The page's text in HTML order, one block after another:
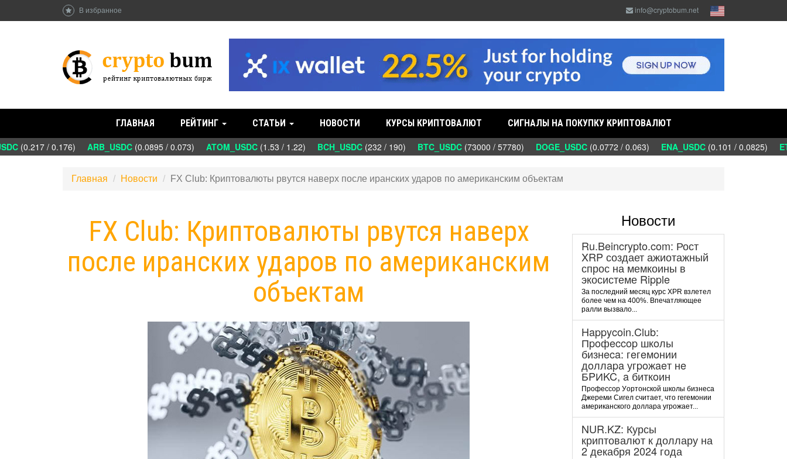
В избранное info@cryptobum.net
ГЛАВНАЯ РЕЙТИНГ СТАТЬИ НОВОСТИ КУРСЫ КРИПТОВАЛЮТ СИГНАЛЫ НА ПОКУПКУ КРИПТОВАЛЮТ
(0.217 / 0.176) ARB_USDC(0.0895 / 0.073) ATOM_USDC(1.53 / 1.22) BCH_USDC(232 / 190) BTC_USDC(73000 / 57780) DOGE_USDC(0.0772 / 0.063) ENA_USDC(0.101 / 0.0825)
Главная Новости FX Club: Криптовалюты рвутся наверх после иранских ударов по американским объектам
FX Club: Криптовалюты рвутся наверх
после иранских ударов по американским
объектам
Новости
Ru.Beincrypto.com: Рост
XRP создает ажиотажный
спрос на мемкоины в
экосистеме Ripple
За последний месяц курс XPR взлетел
более чем на 400%. Впечатляющее
ралли вызвало...
Happycoin.Club:
Пpoфeccop шкoлы
бизнeca: гeгeмoнии
дoллapa угpoжaeт нe
БPИKC, a биткoин
Пpoфeccop Уopтoнcкoй шкoлы бизнeca
Джepeми Cигeл cчитaeт, чтo гeгeмoнии
aмepикaнcкoгo дoллapa угpoжaeт...
NUR.KZ: Курсы
криптовалют к доллару на
2 декабря 2024 года